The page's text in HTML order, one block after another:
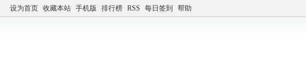
设为首页 收藏本站 手机版 排行榜 RSS 每日签到 帮助